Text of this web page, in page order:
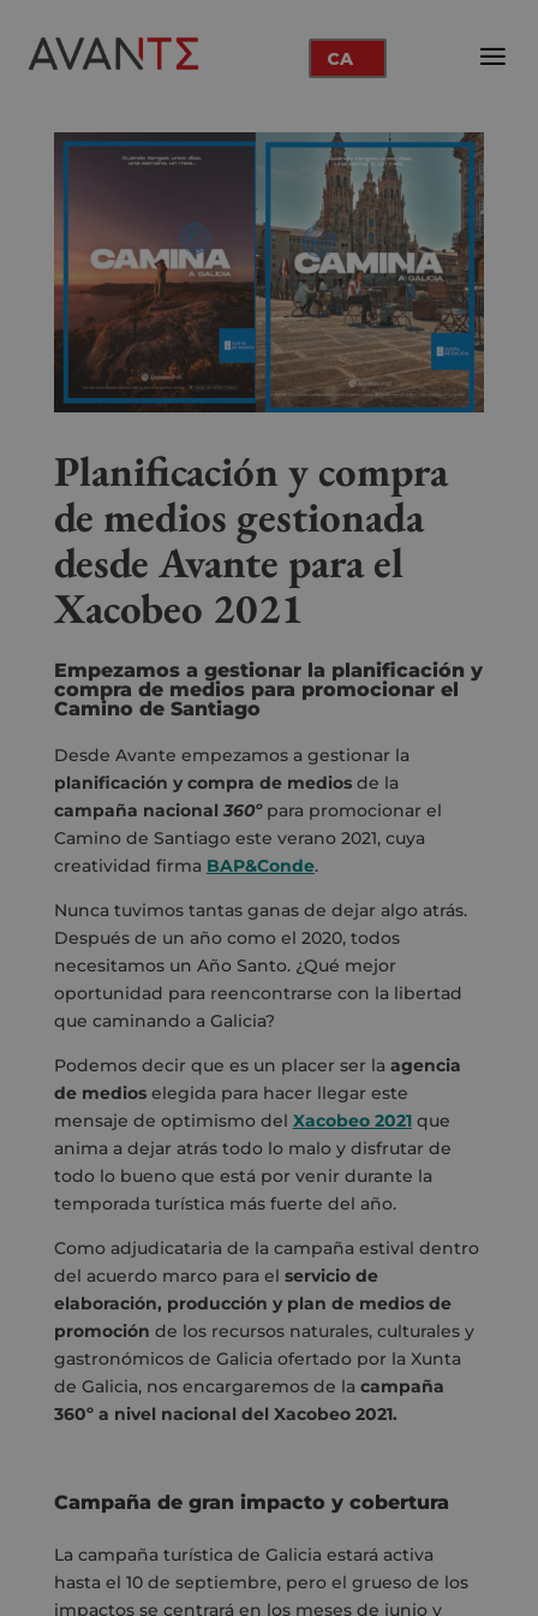
CA
Planificación y compra
de medios gestionada
desde Avante para el
Xacobeo 2021
Empezamos a gestionar la planificación y
compra de medios para promocionar el
Camino de Santiago
Desde Avante empezamos a gestionar la
planificación y compra de mediosde la
campaña nacional 360ºpara promocionar el
Camino de Santiago este verano 2021, cuya
creatividad firma BAP&Conde.
Nunca tuvimos tantas ganas de dejar algo atrás.
Después de un año como el 2020, todos
necesitamos un Año Santo. ¿Qué mejor
oportunidad para reencontrarse con la libertad
que caminando a Galicia?
Podemos decir que es un placer ser la agencia
de medioselegida para hacer llegar este
mensaje de optimismo del Xacobeo 2021que
anima a dejar atrás todo lo malo y disfrutar de
todo lo bueno que está por venir durante la
temporada turística más fuerte del año.
Como adjudicataria de la campaña estival dentro
del acuerdo marco para el servicio de
elaboración, producción y plan de medios de
promoción de los recursos naturales, culturales y
gastronómicos de Galicia ofertado por la Xunta
de Galicia, nos encargaremos de la campaña
360º a nivel nacional del Xacobeo 2021.
Campaña de gran impacto y cobertura
La campaña turística de Galicia estará activa
hasta el 10 de septiembre, pero el grueso de los
impactos se centrará en los meses de junio y